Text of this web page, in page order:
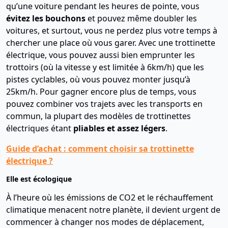
qu’une voiture pendant les heures de pointe, vous
évitez les bouchonset pouvez même doubler les
voitures, et surtout, vous ne perdez plus votre temps à
chercher une place où vous garer. Avec une trottinette
électrique, vous pouvez aussi bien emprunter les
trottoirs (où la vitesse y est limitée à 6km/h) que les
pistes cyclables, où vous pouvez monter jusqu’à
25km/h. Pour gagner encore plus de temps, vous
pouvez combiner vos trajets avec les transports en
commun, la plupart des modèles de trottinettes
électriques étant pliables et assez légers.
Guide d’achat : comment choisir sa trottinette
électrique ?
Elle est écologique
À l’heure où les émissions de CO2 et le réchauffement
climatique menacent notre planète, il devient urgent de
commencer à changer nos modes de déplacement,